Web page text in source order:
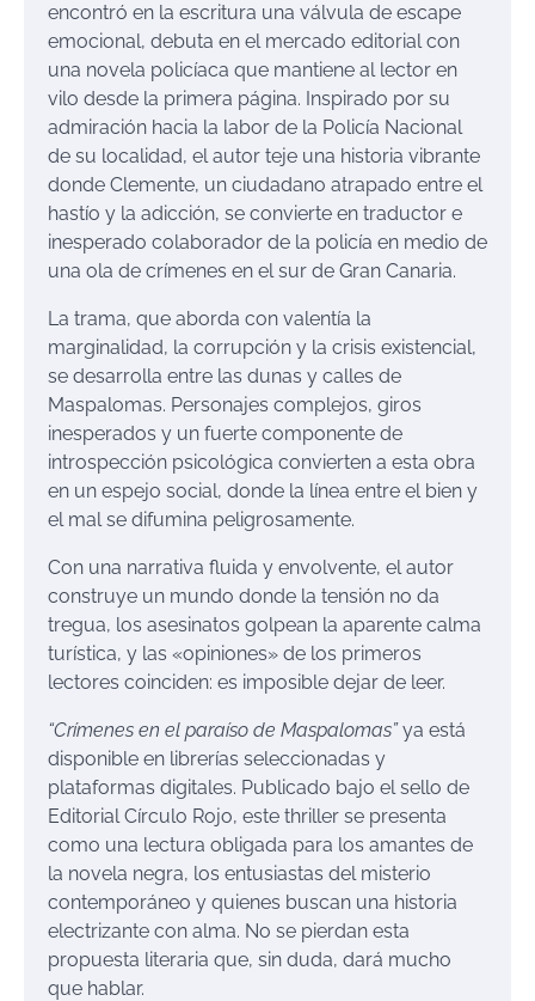
encontró en la escritura una válvula de escape
emocional, debuta en el mercado editorial con
una novela policíaca que mantiene al lector en
vilo desde la primera página. Inspirado por su
admiración hacia la labor de la Policía Nacional
de su localidad, el autor teje una historia vibrante
donde Clemente, un ciudadano atrapado entre el
hastío y la adicción, se convierte en traductor e
inesperado colaborador de la policía en medio de
una ola de crímenes en el sur de Gran Canaria.
La trama, que aborda con valentía la
marginalidad, la corrupción y la crisis existencial,
se desarrolla entre las dunas y calles de
Maspalomas. Personajes complejos, giros
inesperados y un fuerte componente de
introspección psicológica convierten a esta obra
en un espejo social, donde la línea entre el bien y
el mal se difumina peligrosamente.
Con una narrativa fluida y envolvente, el autor
construye un mundo donde la tensión no da
tregua, los asesinatos golpean la aparente calma
turística, y las «opiniones» de los primeros
lectores coinciden: es imposible dejar de leer.
“Crímenes en el paraíso de Maspalomas”ya está
disponible en librerías seleccionadas y
plataformas digitales. Publicado bajo el sello de
Editorial Círculo Rojo, este thriller se presenta
como una lectura obligada para los amantes de
la novela negra, los entusiastas del misterio
contemporáneo y quienes buscan una historia
electrizante con alma. No se pierdan esta
propuesta literaria que, sin duda, dará mucho
que hablar.